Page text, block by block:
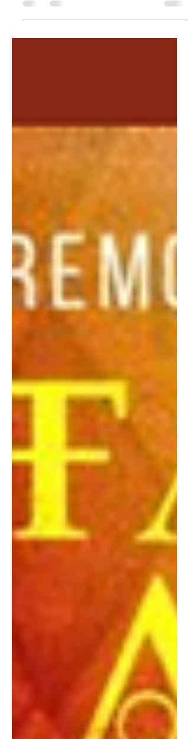
incrementar el número de asesinatos por
todas las...